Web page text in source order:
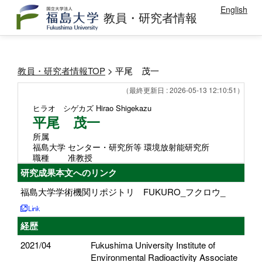
教員・研究者情報 English
教員・研究者情報TOP > 平尾 茂一
（最終更新日 : 2026-05-13 12:10:51）
ヒラオ シゲカズ Hirao Shigekazu
平尾 茂一
所属
福島大学 センター・研究所等 環境放射能研究所
職種
准教授
研究成果本文へのリンク
福島大学学術機関リポジトリ FUKURO_フクロウ_
経歴
2021/04
Fukushima University Institute of
Environmental Radioactivity Associate